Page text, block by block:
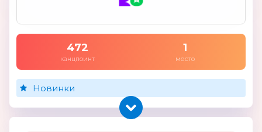
472
канцпоинт
1
место
Новинки